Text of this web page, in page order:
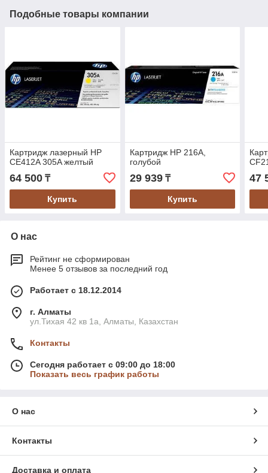
Подобные товары компании
Картридж лазерный HP
CE412A 305A желтый
64 500 ₸
Купить
Картридж HP 216A,
голубой
29 939₸
Купить
47
О нас
Рейтинг не сформирован
Менее 5 отзывов за последний год
Работает с 18.12.2014
г. Алматы
ул.Тихая 42 кв 1a, Алматы, Казахстан
Контакты
Сегодня работает с 09:00 до 18:00
Показать весь график работы
О нас
Контакты
Доставка и оплата